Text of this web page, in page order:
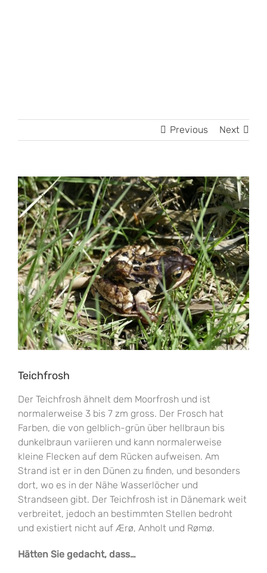
Previous Next
Teichfrosh
Der Teichfrosh ähnelt dem Moorfrosh und ist
normalerweise 3 bis 7 zm gross. Der Frosch hat
Farben, die von gelblich-grün über hellbraun bis
dunkelbraun variieren und kann normalerweise
kleine Flecken auf dem Rücken aufweisen. Am
Strand ist er in den Dünen zu finden, und besonders
dort, wo es in der Nähe Wasserlöcher und
Strandseen gibt. Der Teichfrosh ist in Dänemark weit
verbreitet, jedoch an bestimmten Stellen bedroht
und existiert nicht auf Ærø, Anholt und Rømø.
Hätten Sie gedacht, dass…